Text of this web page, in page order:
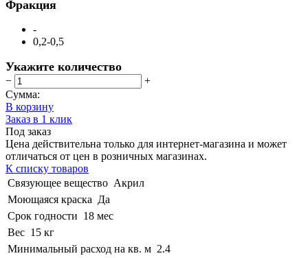
Фракция
-
0,2-0,5
Укажите количество
−
+
Сумма:
В корзину
Заказ в 1 клик
Под заказ
Цена действительна только для интернет-магазина и может
отличаться от цен в розничных магазинах.
К списку товаров
Связующее вещество Акрил
Моющаяся краска Да
Срок годности 18 мес
Вес 15 кг
Минимальный расход на кв. м 2.4